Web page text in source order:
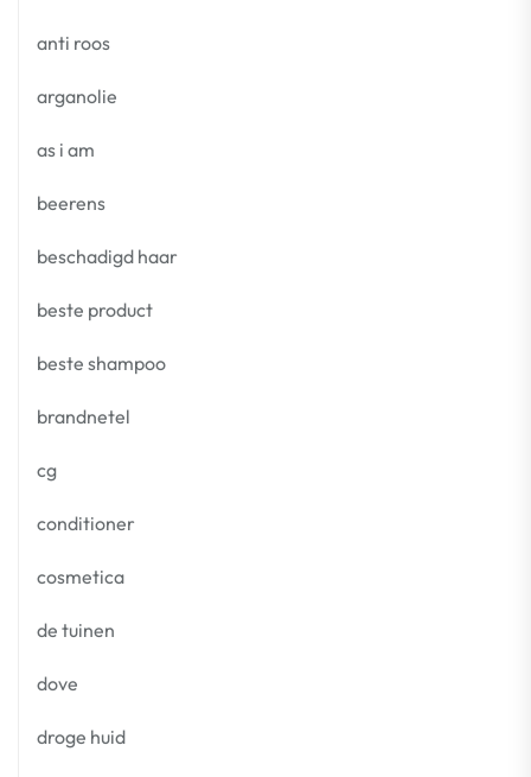
anti roos
arganolie
as i am
beerens
beschadigd haar
beste product
beste shampoo
brandnetel
cg
conditioner
cosmetica
de tuinen
dove
droge huid